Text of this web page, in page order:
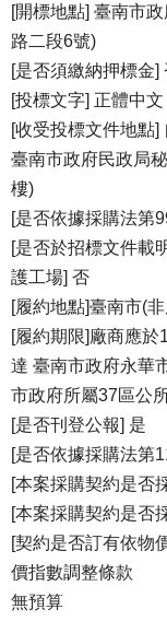
[開標地點] 臺南市
路二段6號)
[是否須繳納押標金]
[投標文字] 正體中文
[收受投標文件地點
臺南市政府民政局
樓)
[是否依據採購法第
[是否於招標文件載
護工場] 否
[履約地點]臺南市(
[履約期限]廠商應
達 臺南市政府永華
市政府所屬37區公
[是否刊登公報] 是
[是否依據採購法第
[本案採購契約是否
[本案採購契約是否
[契約是否訂有依物
價指數調整條款
無預算